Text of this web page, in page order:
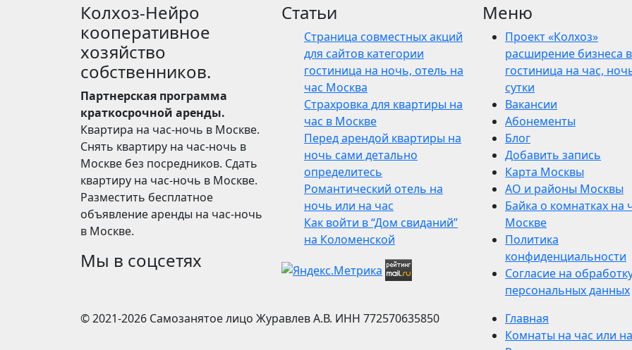
Колхоз-Нейро
кооперативное
хозяйство
собственников.
Партнерская программа
краткосрочной аренды.
Квартира на час-ночь в Москве.
Снять квартиру на час-ночь в
Москве без посредников. Сдать
квартиру на час-ночь в Москве.
Разместить бесплатное
объявление аренды на час-ночь
в Москве.
Мы в соцсетях
Статьи
Страница совместных акций
для сайтов категории
гостиница на ночь, отель на
час Москва
Страхровка для квартиры на
час в Москве
Перед арендой квартиры на
ночь сами детально
определитесь
Романтический отель на
ночь или на час
Как войти в “Дом свиданий”
на Коломенской
Меню
Проект «Колхоз»
расширение бизнеса
гостиница на час,
сутки
Вакансии
Абонементы
Блог
Добавить запись
Карта Москвы
АО и районы Москвы
Байка о комнатках на
Москве
Политика
конфиденциальности
Согласие на
персональных данных
© 2021-2026 Самозанятое лицо Журавлев А.В. ИНН 772570635850
Главная
Комнаты на час или